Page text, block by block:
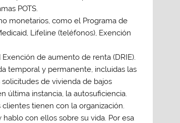
POTS.
monetarios, como el Programa de
Lifeline (teléfonos), Exención
de aumento de renta (DRIE).
temporal y permanente, incluidas las
de vivienda de bajos
última instancia, la autosuficiencia.
tienen con la organización.
con ellos sobre su vida. Por esa